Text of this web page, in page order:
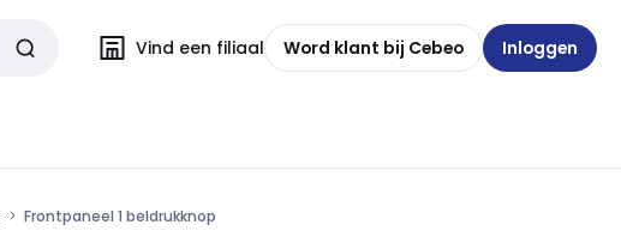
Vind een filiaal Word klant bij Cebeo Inloggen
Frontpaneel 1 beldrukknop